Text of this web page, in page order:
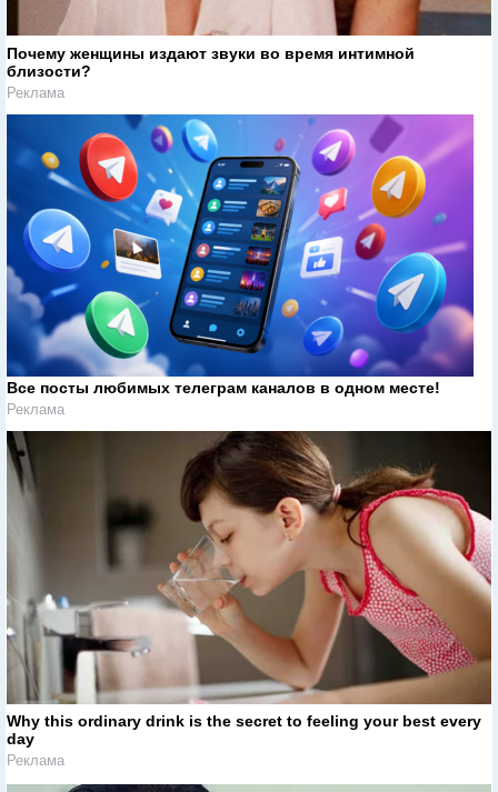
Почему женщины издают звуки во время интимной
близости?
Реклама
Все посты любимых телеграм каналов в одном месте!
Реклама
Why this ordinary drink is the secret to feeling your best every
day
Реклама